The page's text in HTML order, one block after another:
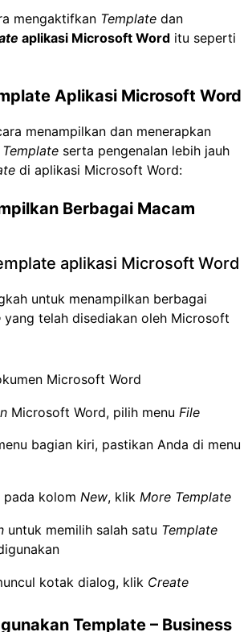
mengaktifkan Template dan
aplikasi Microsoft Word itu seperti
Aplikasi Microsoft Word
menampilkan dan menerapkan
Template serta pengenalan lebih jauh
di aplikasi Microsoft Word:
Berbagai Macam
untuk menampilkan berbagai
yang telah disediakan oleh Microsoft
Microsoft Word
Microsoft Word, pilih menu File
bagian kiri, pastikan Anda di menu
pada kolom New, klik More Template
untuk memilih salah satu Template
kotak dialog, klik Create
Template – Business